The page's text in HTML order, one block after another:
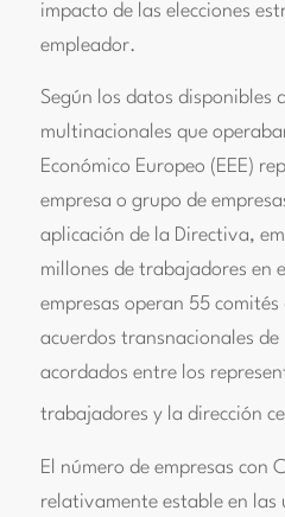
impacto de las elecciones
empleador.
Según los datos disponibles
multinacionales que
Económico Europeo (EEE)
empresa o grupo de
aplicación de la Directiva,
millones de trabajadores en
empresas operan 55 comités
acuerdos transnacionales
acordados entre los
trabajadores y la dirección
El número de empresas con
relativamente estable en las